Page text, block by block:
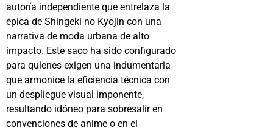
autoría independiente que entrelaza la
épica de Shingeki no Kyojin con una
narrativa de moda urbana de alto
impacto. Este saco ha sido configurado
para quienes exigen una indumentaria
que armonice la eficiencia técnica con
un despliegue visual imponente,
resultando idóneo para sobresalir en
convenciones de anime o en el